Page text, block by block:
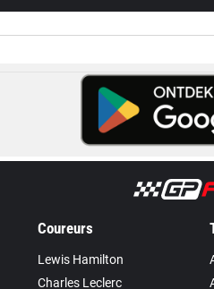
Coureurs
Lewis Hamilton
Charles Leclerc